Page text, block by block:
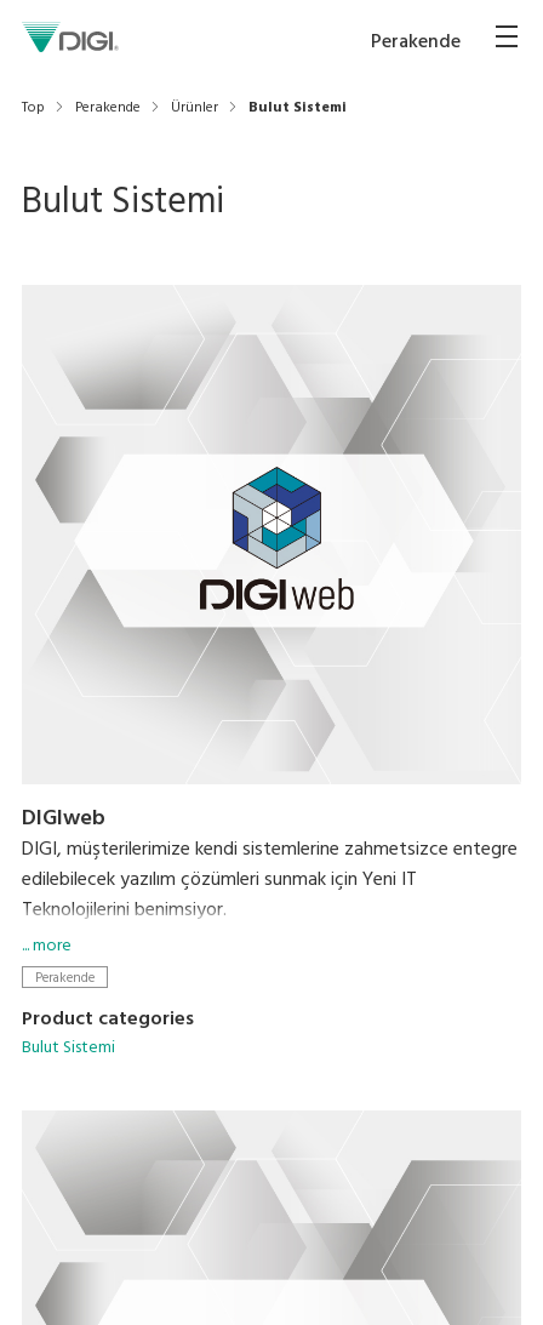
Perakende
Top Perakende Ürünler Bulut Sistemi
Bulut Sistemi
DIGIweb
DIGI, müşterilerimize kendi sistemlerine zahmetsizce entegre
edilebilecek yazılım çözümleri sunmak için Yeni IT
Teknolojilerini benimsiyor.
DIGIweb, tüm DIGI cihazları için veri yönetimiyle ilgili tüm
protokolü üzerine inşa edilen DIGIweb, güvenli iletişimi
sağlayarak hizmetlerimizin genel güvenilirliğini ve emniyetini
... more
Perakende
Product categories
Bulut Sistemi